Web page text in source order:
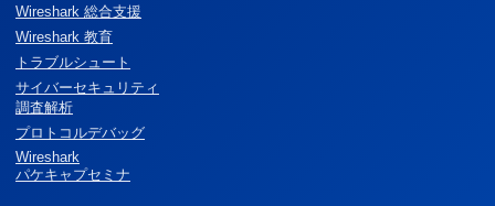
Wireshark 総合支援
Wireshark 教育
トラブルシュート
サイバーセキュリティ
調査解析
プロトコルデバッグ
Wireshark
パケキャプセミナ